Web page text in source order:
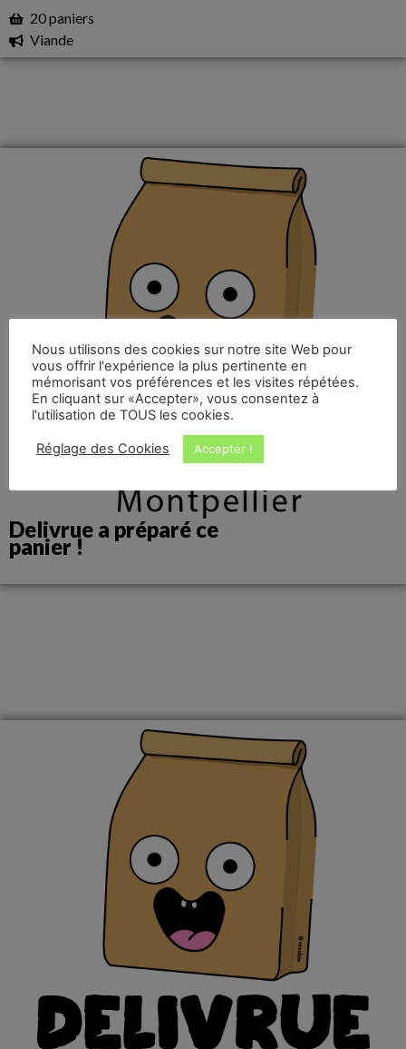
20 paniers
Viande
Delivrue a préparé ce
panier !
Nous utilisons des cookies sur notre site Web pour
vous offrir l'expérience la plus pertinente en
mémorisant vos préférences et les visites répétées.
En cliquant sur «Accepter», vous consentez à
l'utilisation de TOUS les cookies.
Réglage des Cookies Accepter !